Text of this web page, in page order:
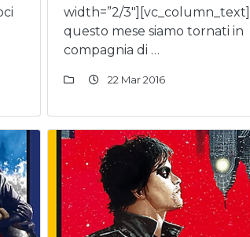
width=”2/
questo mese siamo tornati in
compagnia di …
22 Mar 2016